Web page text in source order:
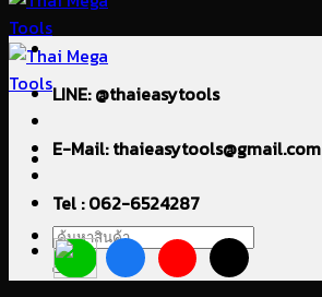
ค้นหา:
LINE: @thaieasytools
E-Mail: thaieasytools@gmail.com
Tel : 062-6524287